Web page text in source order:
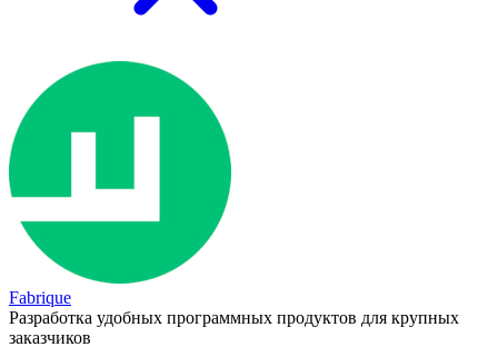
Fabrique
Разработка удобных программных продуктов для крупных
заказчиков